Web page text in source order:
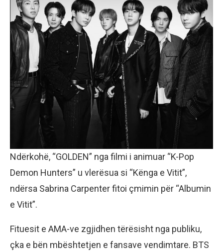
Ndërkohë, “GOLDEN” nga filmi i animuar “K-Pop
Demon Hunters” u vlerësua si “Kënga e Vitit”,
ndërsa Sabrina Carpenter fitoi çmimin për “Albumin
e Vitit”.
Fituesit e AMA-ve zgjidhen tërësisht nga publiku,
çka e bën mbështetjen e fansave vendimtare. BTS